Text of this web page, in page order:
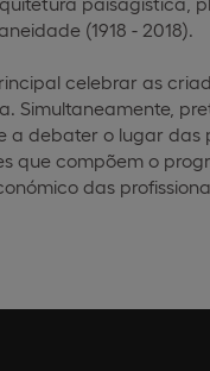
(1918 - 2018).
celebrar as
Simultaneamente,
a debater o lugar das
que compõem o
das